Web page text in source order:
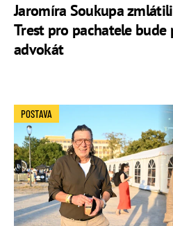
Jaromíra Soukupa
Trest pro pachatele bude
advokát
POSTAVA